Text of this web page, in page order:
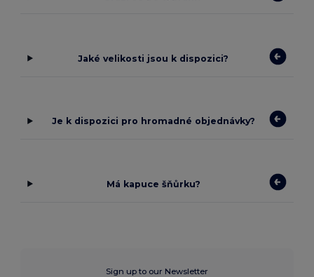
Jaké velikosti jsou k dispozici?
Je k dispozici pro hromadné objednávky?
Má kapuce šňůrku?
Sign up to our Newsletter